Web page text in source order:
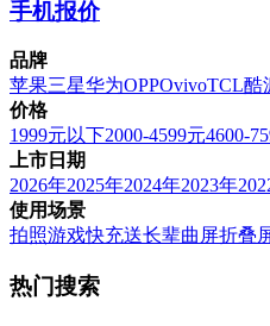
手机报价
品牌
苹果三星华为OPPOvivoTCL酷
价格
1999元以下2000-4599元4600-
上市日期
2026年2025年2024年2023年
使用场景
拍照游戏快充送长辈曲屏折叠
热门搜索